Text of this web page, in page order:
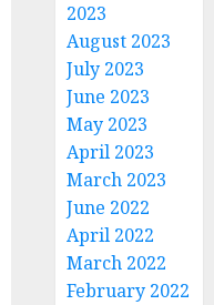
2023
August 2023
July 2023
June 2023
May 2023
April 2023
March 2023
June 2022
April 2022
March 2022
February 2022